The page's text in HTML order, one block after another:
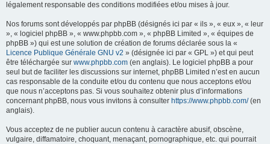
légalement responsable des conditions modifiées et/ou mises à jour.
Nos forums sont développés par phpBB (désignés ici par « ils », « eux », « leur
», « logiciel phpBB », « www.phpbb.com », « phpBB Limited », « équipes de
phpBB ») qui est une solution de création de forums déclarée sous la «
Licence Publique Générale GNU v2 » (désignée ici par « GPL ») et qui peut
être téléchargée sur www.phpbb.com (en anglais). Le logiciel phpBB a pour
seul but de faciliter les discussions sur internet, phpBB Limited n’est en aucun
cas responsable de la conduite et/ou du contenu que nous acceptons et/ou
que nous n’acceptons pas. Si vous souhaitez obtenir plus d’informations
concernant phpBB, nous vous invitons à consulter https://www.phpbb.com/(en
anglais).
Vous acceptez de ne publier aucun contenu à caractère abusif, obscène,
vulgaire, diffamatoire, choquant, menaçant, pornographique, etc. qui pourrait